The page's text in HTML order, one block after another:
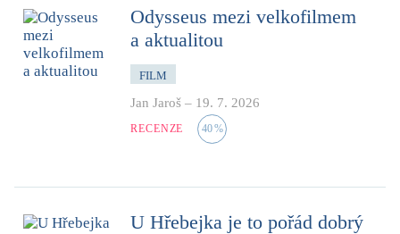
Odysseus mezi velkofilmem
a aktualitou
FILM
Jan Jaroš – 19. 7. 2026
RECENZE 40%
U Hřebejka je to pořád dobrý